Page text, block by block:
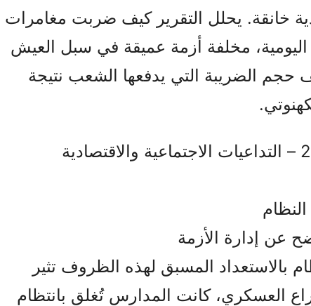
خانقة. يحلل التقرير كيف ضربت مغامرات
اليومية، مخلفة أزمة عميقة في سبل العيش
حجم الضريبة التي يدفعها الشعب نتيجة
تحليل الأزمة | أبريل 2026 – التداعيات الاجتماعية والاقتصادية
عن إدارة الأزمة
بالاستعداد المسبق لهذه الظروف تثير
العسكري، كانت المدارس تُغلق بانتظام